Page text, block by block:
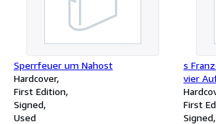
Sperrfeuer um Nahost
Hardcover
First Edition
Signed
Used
s
vier
First
Signed